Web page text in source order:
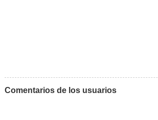
Comentarios de los usuarios